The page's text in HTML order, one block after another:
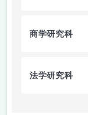
商学研究科
法学研究科